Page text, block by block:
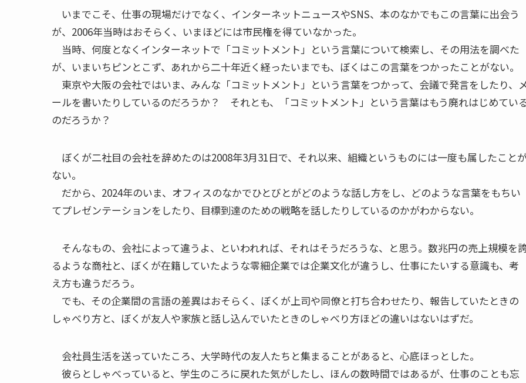
いまでこそ、仕事の現場だけでなく、インターネットニュースやSNS、本のなかでもこの言葉に出会う
が、2006年当時はおそらく、いまほどには市民権を得ていなかった。
当時、何度となくインターネットで「コミットメント」という言葉について検索し、その用法を調べた
が、いまいちピンとこず、あれから二十年近く経ったいまでも、ぼくはこの言葉をつかったことがない。
東京や大阪の会社ではいま、みんな「コミットメント」という言葉をつかって、会議で発言をしたり、
ールを書いたりしているのだろうか？ それとも、「コミットメント」という言葉はもう廃れはじめてい
のだろうか？
ぼくが二社目の会社を辞めたのは2008年3月31日で、それ以来、組織というものには一度も属したこと
ない。
だから、2024年のいま、オフィスのなかでひとびとがどのような話し方をし、どのような言葉をもちい
てプレゼンテーションをしたり、目標到達のための戦略を話したりしているのかがわからない。
そんなもの、会社によって違うよ、といわれれば、それはそうだろうな、と思う。数兆円の売上規模を
るような商社と、ぼくが在籍していたような零細企業では企業文化が違うし、仕事にたいする意識も、考
え方も違うだろう。
でも、その企業間の言語の差異はおそらく、ぼくが上司や同僚と打ち合わせたり、報告していたときの
しゃべり方と、ぼくが友人や家族と話し込んでいたときのしゃべり方ほどの違いはないはずだ。
会社員生活を送っていたころ、大学時代の友人たちと集まることがあると、心底ほっとした。
彼らとしゃべっていると、学生のころに戻れた気がしたし、ほんの数時間ではあるが、仕事のことも忘